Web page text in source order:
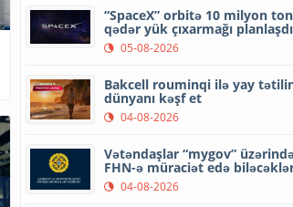
“SpaceX” orbitə 10 milyon
qədər yük çıxarmağı
05-08-2026
Bakcell rouminqi ilə yay
dünyanı kəşf et
04-08-2026
Vətəndaşlar “mygov”
FHN-ə müraciət edə
04-08-2026